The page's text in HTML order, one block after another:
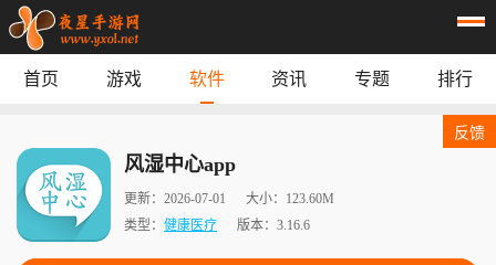
专题 榜单
首页 游戏 软件 资讯 专题 排行
风湿中心app
更新： 2026-07-01 大小： 123.60M
类型： 健康医疗 版本： 3.16.6
反馈